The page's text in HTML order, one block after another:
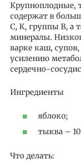
Крупноплодные,
содержат в
С, К, группы В, а
минералы.
варке каш,
усилению
сердечно-
Ингредиенты
яблоко;
тыква –
Что делать: